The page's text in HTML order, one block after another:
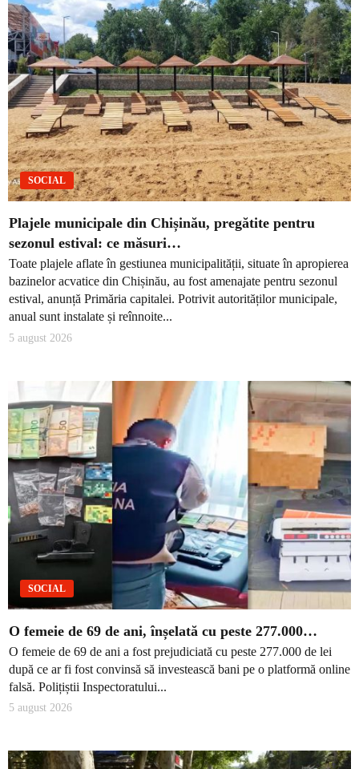
SOCIAL
Plajele municipale din Chișinău, pregătite pentru
sezonul estival: ce măsuri…
Toate plajele aflate în gestiunea municipalității, situate în apropierea
bazinelor acvatice din Chișinău, au fost amenajate pentru sezonul
estival, anunță Primăria capitalei. Potrivit autorităților municipale,
anual sunt instalate și reînnoite...
5 august 2026
SOCIAL
O femeie de 69 de ani, înșelată cu peste 277.000…
O femeie de 69 de ani a fost prejudiciată cu peste 277.000 de lei
după ce ar fi fost convinsă să investească bani pe o platformă online
falsă. Polițiștii Inspectoratului...
5 august 2026